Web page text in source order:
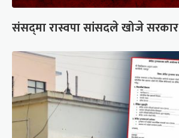
संसद्‍मा रास्वपा सांसदले खोजे सरकार